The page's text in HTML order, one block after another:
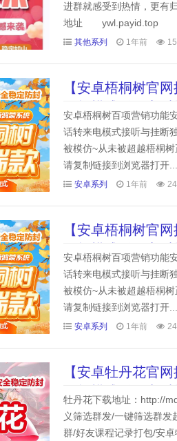
进群就感受到热情，更
地址 ywl.payid.top
原创 (小花通过好友
其他系列 1年前
【安卓梧桐树官
平板模式登录实
安卓梧桐树百项营销功能
话转来电模式接听与挂断
被模仿~从未被超越梧桐
请复制链接到浏览器打开
安卓系列 1年前
【安卓梧桐树官
平板模式登录实
安卓梧桐树百项营销功能
话转来电模式接听与挂断
被模仿~从未被超越梧桐
请复制链接到浏览器打开
安卓系列 1年前
【安卓牡丹花官
平板模式登录实
牡丹花下载地址：http://
义筛选群发/一键筛选群
群/好友课程记录打包/安